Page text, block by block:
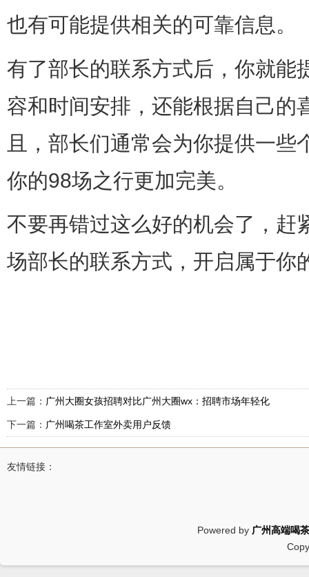
也有可能提供相关的可靠信息。
有了部长的联系方式后，你就能
容和时间安排，还能根据自己的
且，部长们通常会为你提供一些
你的98场之行更加完美。
不要再错过这么好的机会了，赶
场部长的联系方式，开启属于你
上一篇： 广州大圈女孩招聘对比广州大圈wx：招聘市场年轻化
下一篇： 广州喝茶工作室外卖用户反馈
友情链接：
Powered by 广州高端喝